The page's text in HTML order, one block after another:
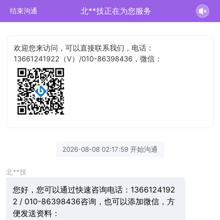
结束沟通 北**技正在为您服务
欢迎您来访问，可以直接联系我们，电话：
13661241922（V）/010-86398436，微信：
2026-08-08 02:17:59 开始沟通
北**技
您好，您可以通过快速咨询电话：1366124192
2 / 010-86398436咨询，也可以添加微信，方
便发送资料：